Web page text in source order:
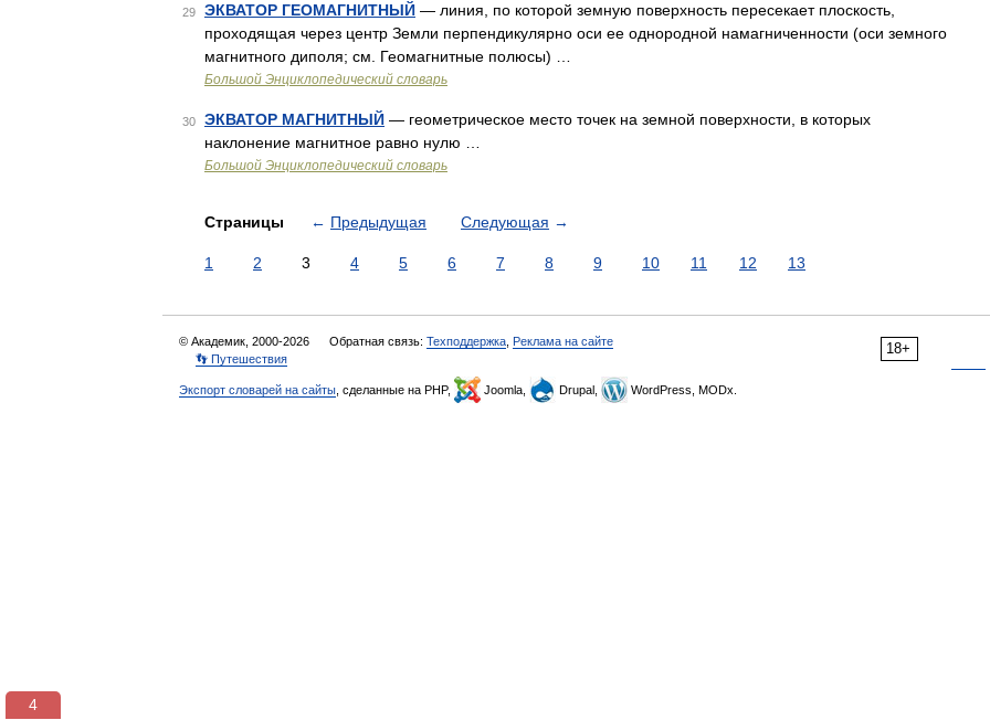
29 ЭКВАТОР ГЕОМАГНИТНЫЙ — линия, по которой земную поверхность пересекает плоскость,
проходящая через центр Земли перпендикулярно оси ее однородной намагниченности (оси земного
магнитного диполя; см. Геомагнитные полюсы) …
Большой Энциклопедический словарь
30 ЭКВАТОР МАГНИТНЫЙ — геометрическое место точек на земной поверхности, в которых
наклонение магнитное равно нулю …
Большой Энциклопедический словарь
Страницы ← Предыдущая Следующая →
1 2 3 4 5 6 7 8 9 10 11 12 13
18+
© Академик, 2000-2026 Обратная связь: Техподдержка Реклама на сайте
👣 Путешествия
Экспорт словарей на сайты , сделанные на PHP, Joomla, Drupal, WordPress, MODx.
3